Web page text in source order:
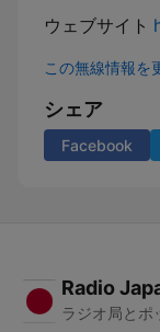
ウェブサイト
この無線情報を
シェア
Facebook
Radio
ラジオ局とポ